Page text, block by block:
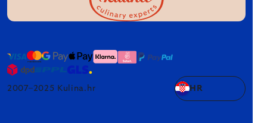
2007–2025 Kulina.hr HR